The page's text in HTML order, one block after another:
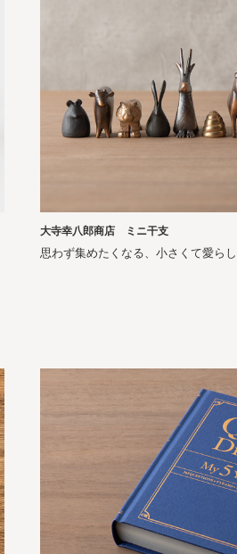
大寺幸八郎商店 ミニ干支
思わず集めたくなる、小さくて愛ら